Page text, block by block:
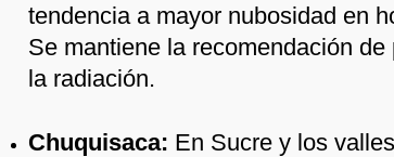
tendencia a mayor nubosidad en
Se mantiene la recomendación de
la radiación.
Chuquisaca: En Sucre y los